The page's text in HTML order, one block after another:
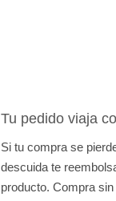
Tu pedido viaja
Si tu compra se
descuida te
producto. Compra